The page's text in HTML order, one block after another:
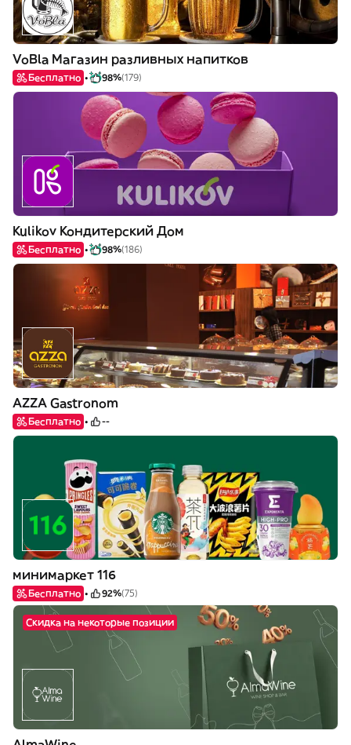
VoBla Магазин разливных напитков
Бесплатно 98%(179)
Kulikov Кондитерский Дом
Бесплатно 98%(186)
AZZA Gastronom
Бесплатно --
минимаркет 116
Бесплатно 92%(75)
Скидка на некоторые позиции